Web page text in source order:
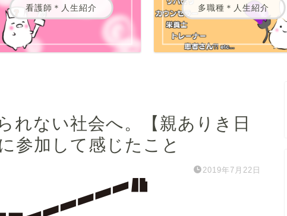
看護師＊人生紹介 多職種＊人生紹介
れない社会へ。【親ありき日
参加して感じたこと
2019年7月22日